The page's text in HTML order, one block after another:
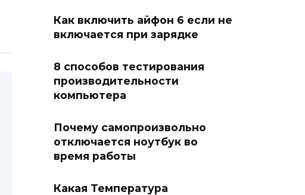
Как включить айфон 6 если не
включается при зарядке
8 способов тестирования
производительности
компьютера
Почему самопроизвольно
отключается ноутбук во
время работы
Какая Температура